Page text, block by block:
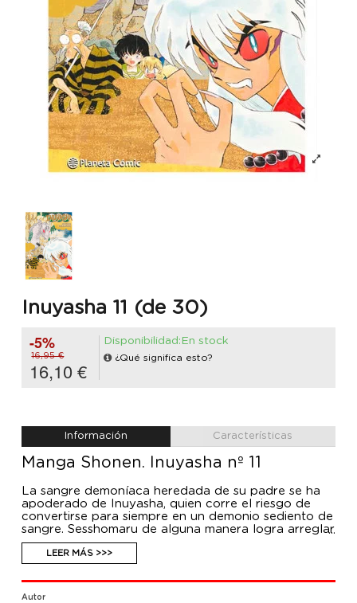
Inuyasha 11 (de 30)
-5%
16,95 €
16,10 €
Disponibilidad:En stock
¿Qué significa esto?
Información Características
Manga Shonen. Inuyasha nº 11
La sangre demoníaca heredada de su padre se ha
apoderado de Inuyasha, quien corre el riesgo de
convertirse para siempre en un demonio sediento de
sangre. Sesshomaru de alguna manera logra arreglar
la situación y hacer que su odiado medio-hermano
vuelva a la normalidad, pero Inuyasha se queda con
una terrible duda... ¿y si, en las garras de la furia
ciega de esos momentos, Kagome fuera asesinada?
El medio-demonio decide pedirle consejo a Totosai...
LEER MÁS >>>
Autor